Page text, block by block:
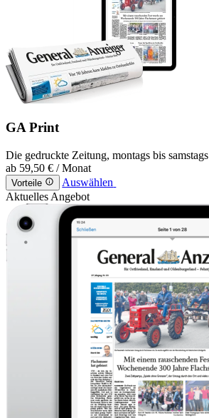
GA Print
Die gedruckte Zeitung, montags bis samstags
ab 59,50 € / Monat
Vorteile
Auswählen
Aktuelles Angebot